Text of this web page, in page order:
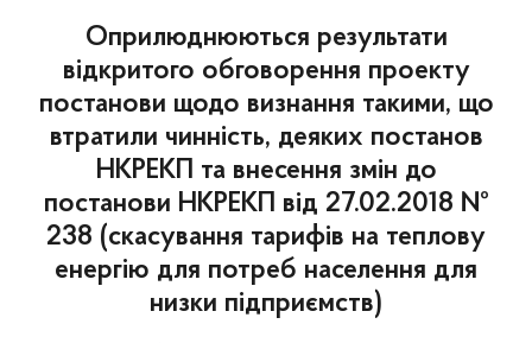
Оприлюднюються результати
відкритого обговорення проекту
постанови щодо визнання такими, що
втратили чинність, деяких постанов
НКРЕКП та внесення змін до
постанови НКРЕКП від 27.02.2018 №
238 (скасування тарифів на теплову
енергію для потреб населення для
низки підприємств)